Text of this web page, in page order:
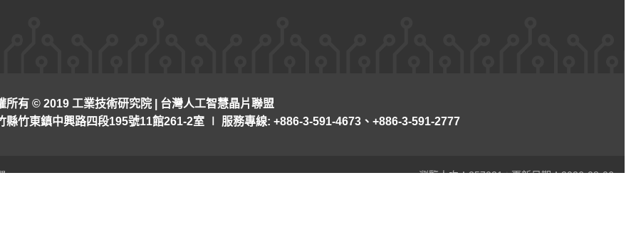
所有 © 2019 工業技術研究院 | 台灣人工智慧晶片聯盟
縣竹東鎮中興路四段195號11館261-2室 ∣ 服務專線: +886-3-591-4673、+886-3-591-2777
瀏覽人次：257021|更新日期：2026-08-06